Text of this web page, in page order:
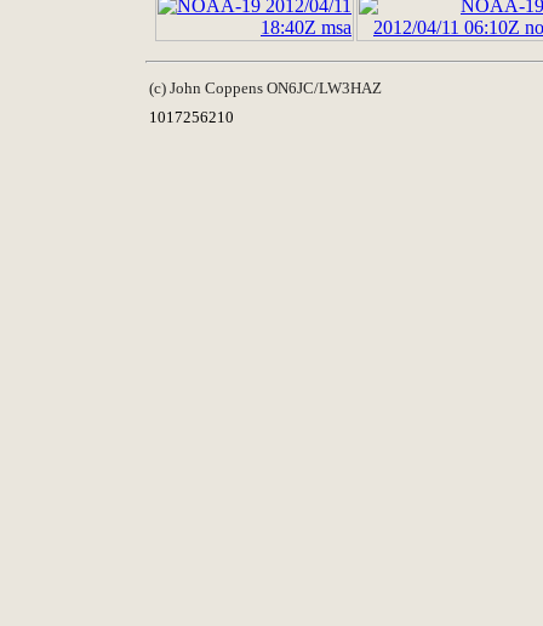
(c) John Coppens ON6JC/LW3HAZ
1017256210